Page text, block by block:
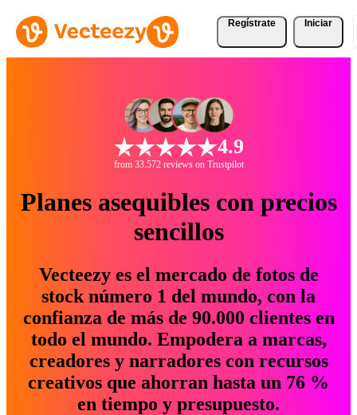
Regístrate Iniciar
4.9
from 33.572 reviews on Trustpilot
Planes asequibles con precios
sencillos
Vecteezy es el mercado de fotos de
stock número 1 del mundo, con la
confianza de más de 90.000 clientes en
todo el mundo. Empodera a marcas,
creadores y narradores con recursos
creativos que ahorran hasta un 76 %
en tiempo y presupuesto.